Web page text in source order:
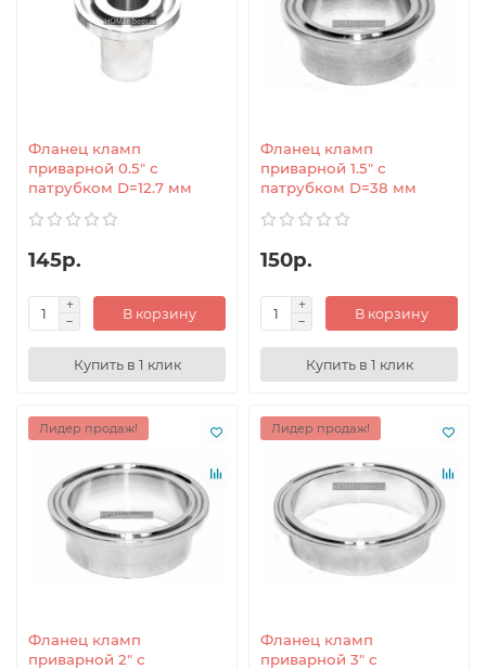
Фланец кламп
приварной 0.5" с
патрубком D=12.7 мм
145р.
В корзину
Купить в 1 клик
Фланец кламп
приварной 1.5" с
патрубком D=38 мм
150р.
В корзину
Купить в 1 клик
Лидер продаж!
Фланец кламп
приварной 2" с
Лидер продаж!
Фланец кламп
приварной 3" с